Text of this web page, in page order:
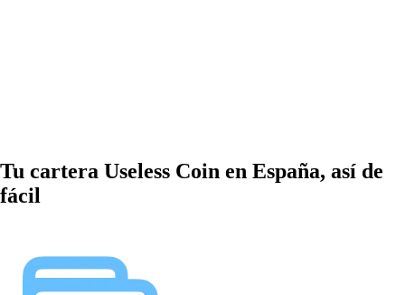
Tu cartera Useless Coin en España, así de
fácil